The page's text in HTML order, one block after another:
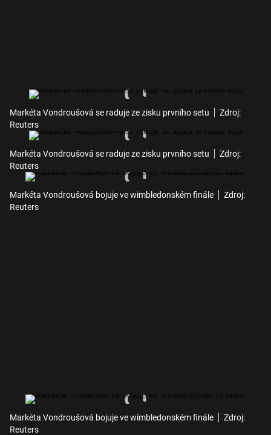
Markéta Vondroušová se raduje ze zisku prvního setu
Zdroj:
Reuters
Markéta Vondroušová se raduje ze zisku prvního setu
Zdroj:
Reuters
Markéta Vondroušová bojuje ve wimbledonském finále
Zdroj:
Reuters
Markéta Vondroušová bojuje ve wimbledonském finále
Zdroj:
Reuters